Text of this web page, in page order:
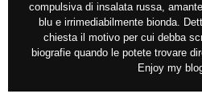
compulsiva di insalata russa,
blu e irrimediabilmente bionda.
chiesta il motivo per cui debba
biografie quando le potete trovare
Enjoy my